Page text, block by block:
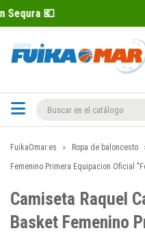
FuikaOmar.es Ropa de baloncesto
Femenino Primera Equipacion Oficial
Camiseta Raquel
Basket Femenino